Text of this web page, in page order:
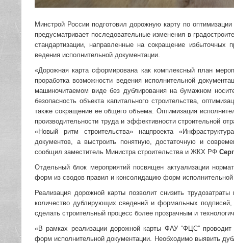
Минстрой России подготовил дорожную карту по
предусматривает последовательные изменения в
стандартизации, направленные на сокращение
ведения исполнительной документации.
«Дорожная карта сформирована как комплексный план
проработка возможности ведения исполнительной
машиночитаемом виде без дублирования на бумажном
безопасность объекта капитального строительства,
также сокращение ее общего объема. Оптимизация
производительности труда и эффективности строительной
«Новый ритм строительства» нацпроекта
документов, а выстроить понятную, достаточную и
сообщил заместитель Министра строительства и ЖКХ РФ
Отдельный блок мероприятий посвящен актуализации
форм из сводов правил и консолидацию форм исполнительной
Реализация дорожной карты позволит снизить
количество дублирующих сведений и формальных подписей,
сделать строительный процесс более прозрачным и
«В рамках реализации дорожной карты ФАУ “ФЦС”
форм исполнительной документации. Необходимо выявить